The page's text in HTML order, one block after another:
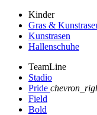
Kinder
Gras &
Kunstrasen
Hallenschuhe
TeamLine
Stadio
Pride
Field
Bold